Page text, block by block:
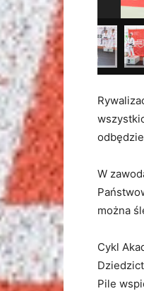
W
można
Cykl
Pile